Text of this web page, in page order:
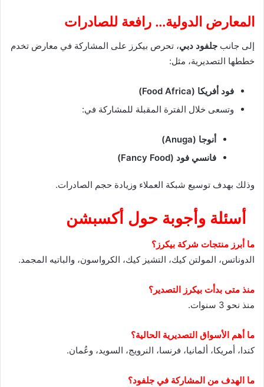
المعارض الدولية… رافعة للصادرات
إلى جانب جلفود دبي، تحرص بيكرز على المشاركة في معارض تخدم
خططها التصديرية، مثل:
فود أفريكا (Food Africa)
وتسعى خلال الفترة المقبلة للمشاركة في:
أنوجا (Anuga)
فانسي فود (Fancy Food)
وذلك بهدف توسيع شبكة العملاء وزيادة حجم الصادرات.
أسئلة وأجوبة حول أكسبشن
ما أبرز منتجات شركة بيكرز؟
الدوناتس، المولتن كيك، التشيز كيك، الكرواسون، والباتيه المجمد.
منذ متى بدأت بيكرز التصدير؟
منذ نحو 3 سنوات.
ما أهم الأسواق التصديرية الحالية؟
كندا، أمريكا، ألمانيا، فرنسا، النرويج، السويد، وعُمان.
ما الهدف من المشاركة في جلفود؟